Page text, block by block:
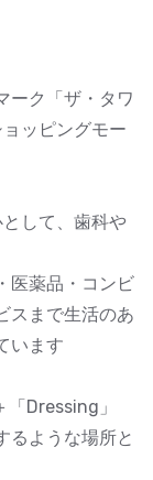
ーク「ザ・タワ
ッピングモー
して、歯科や
医薬品・コンビ
スまで生活のあ
います
「Dressing」
るような場所と